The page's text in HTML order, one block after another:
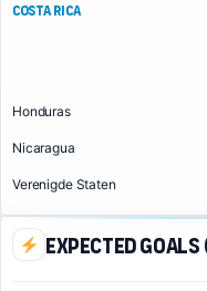
Costa Rica
Honduras
Nicaragua
Verenigde Staten
Expected Goals